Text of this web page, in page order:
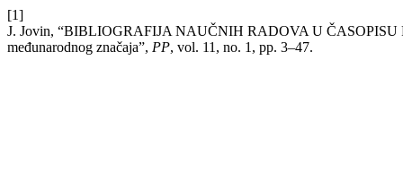
[1]
J. Jovin, “BIBLIOGRAFIJA NAUČNIH RADOVA U ČASOPISU
međunarodnog značaja”, PP, vol. 11, no. 1, pp. 3–47.